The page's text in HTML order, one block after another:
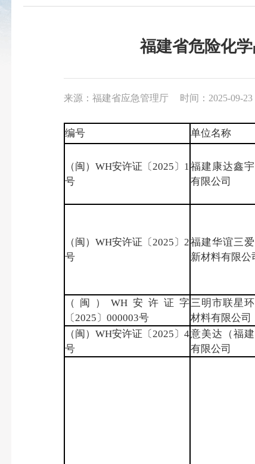
福建省危险化
来源：福建省应急管理厅 时间：2025-09-23
编号 单位名称
（闽）WH安许证〔2025〕1
号
福建康达鑫
有限公司
（闽）WH安许证〔2025〕2
号
福建华谊三
新材料有限公
（闽）WH安许证字
〔2025〕000003号
三明市联星
材料有限公司
（闽）WH安许证〔2025〕4
号
意美达（福
有限公司